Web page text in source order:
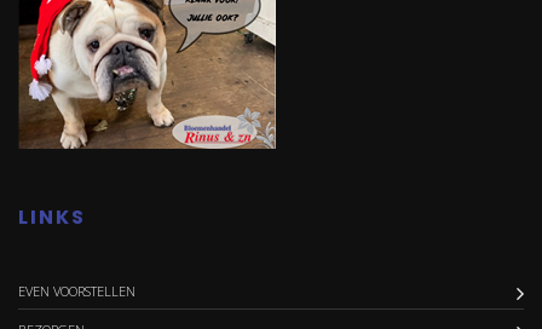
LINKS
EVEN VOORSTELLEN